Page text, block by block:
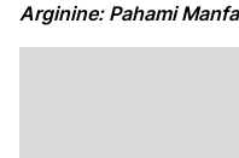
Arginine: Pahami